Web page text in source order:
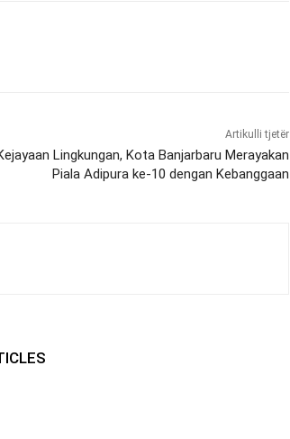
Artikulli tjetër
Lingkungan, Kota Banjarbaru Merayakan
Piala Adipura ke-10 dengan Kebanggaan